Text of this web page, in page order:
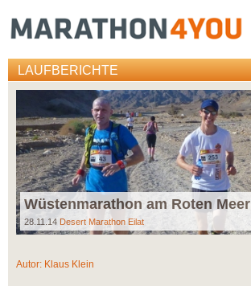
LAUFBERICHTE
Wüstenmarathon am Roten Meer
28.11.14 Desert Marathon Eilat
Autor: Klaus Klein